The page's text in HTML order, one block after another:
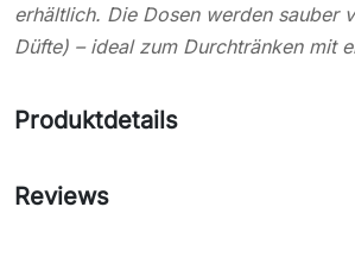
erhältlich. Die Dosen werden sauber
Düfte) – ideal zum Durchtränken mit
Produktdetails
Reviews